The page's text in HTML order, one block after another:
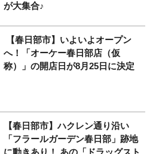
が大集合♪
【春日部市】いよいよオープン
へ！「オーケー春日部店（仮
称）」の開店日が8月25日に決定
【春日部市】ハクレン通り沿い
「フラールガーデン春日部」跡地